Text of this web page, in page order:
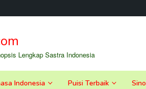
Lengkap Sastra Indonesia
Indonesia Puisi Terbaik